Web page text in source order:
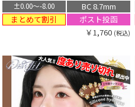
±0.00〜-8.00
BC 8.7mm
まとめて割引
ポスト投函
￥1,760 (税込)